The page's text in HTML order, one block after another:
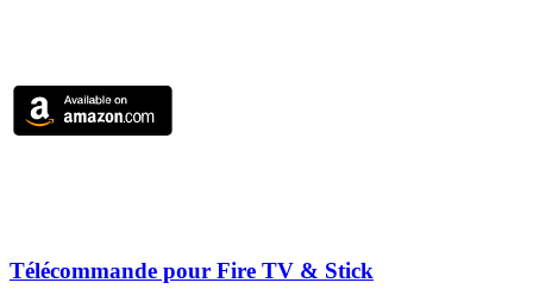
Télécommande pour Fire TV & Stick